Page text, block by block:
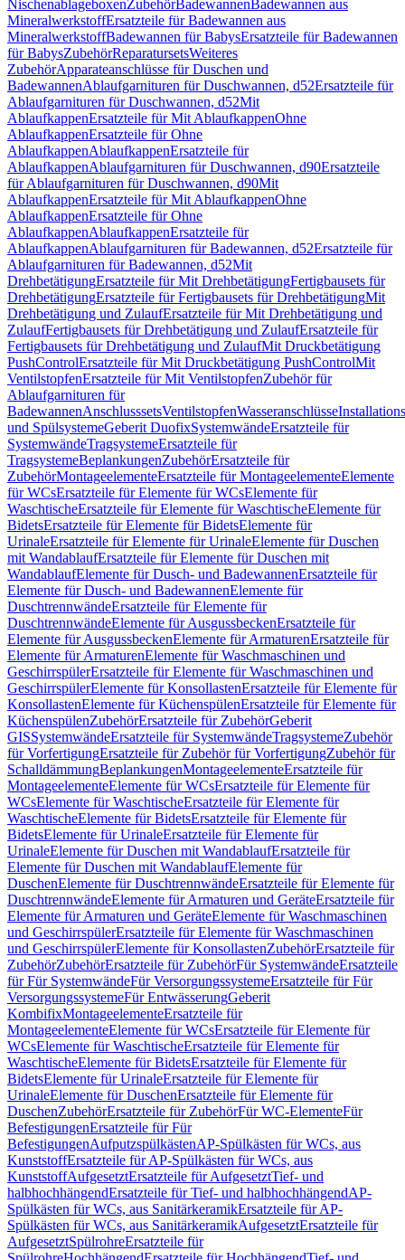
NischenablageboxenZubehörBadewannenBadewannen aus
MineralwerkstoffErsatzteile für Badewannen aus
MineralwerkstoffBadewannen für BabysErsatzteile für Badewannen
für BabysZubehörReparatursetsWeiteres
ZubehörApparateanschlüsse für Duschen und
BadewannenAblaufgarnituren für Duschwannen, d52Ersatzteile für
Ablaufgarnituren für Duschwannen, d52Mit
AblaufkappenErsatzteile für Mit AblaufkappenOhne
AblaufkappenErsatzteile für Ohne
AblaufkappenAblaufkappenErsatzteile für
AblaufkappenAblaufgarnituren für Duschwannen, d90Ersatzteile
für Ablaufgarnituren für Duschwannen, d90Mit
AblaufkappenErsatzteile für Mit AblaufkappenOhne
AblaufkappenErsatzteile für Ohne
AblaufkappenAblaufkappenErsatzteile für
AblaufkappenAblaufgarnituren für Badewannen, d52Ersatzteile für
Ablaufgarnituren für Badewannen, d52Mit
DrehbetätigungErsatzteile für Mit DrehbetätigungFertigbausets für
DrehbetätigungErsatzteile für Fertigbausets für DrehbetätigungMit
Drehbetätigung und ZulaufErsatzteile für Mit Drehbetätigung und
ZulaufFertigbausets für Drehbetätigung und ZulaufErsatzteile für
Fertigbausets für Drehbetätigung und ZulaufMit Druckbetätigung
PushControlErsatzteile für Mit Druckbetätigung PushControlMit
VentilstopfenErsatzteile für Mit VentilstopfenZubehör für
Ablaufgarnituren für
BadewannenAnschlusssetsVentilstopfenWasseranschlüsse
und SpülsystemeGeberit DuofixSystemwändeErsatzteile für
SystemwändeTragsystemeErsatzteile für
TragsystemeBeplankungenZubehörErsatzteile für
ZubehörMontageelementeErsatzteile für MontageelementeElemente
für WCsErsatzteile für Elemente für WCsElemente für
WaschtischeErsatzteile für Elemente für WaschtischeElemente für
BidetsErsatzteile für Elemente für BidetsElemente für
UrinaleErsatzteile für Elemente für UrinaleElemente für Duschen
mit WandablaufErsatzteile für Elemente für Duschen mit
WandablaufElemente für Dusch- und BadewannenErsatzteile für
Elemente für Dusch- und BadewannenElemente für
DuschtrennwändeErsatzteile für Elemente für
DuschtrennwändeElemente für AusgussbeckenErsatzteile für
Elemente für AusgussbeckenElemente für ArmaturenErsatzteile für
Elemente für ArmaturenElemente für Waschmaschinen und
GeschirrspülerErsatzteile für Elemente für Waschmaschinen und
GeschirrspülerElemente für KonsollastenErsatzteile für Elemente für
KonsollastenElemente für KüchenspülenErsatzteile für Elemente für
KüchenspülenZubehörErsatzteile für ZubehörGeberit
GISSystemwändeErsatzteile für SystemwändeTragsystemeZubehör
für VorfertigungErsatzteile für Zubehör für VorfertigungZubehör für
SchalldämmungBeplankungenMontageelementeErsatzteile für
MontageelementeElemente für WCsErsatzteile für Elemente für
WCsElemente für WaschtischeErsatzteile für Elemente für
WaschtischeElemente für BidetsErsatzteile für Elemente für
BidetsElemente für UrinaleErsatzteile für Elemente für
UrinaleElemente für Duschen mit WandablaufErsatzteile für
Elemente für Duschen mit WandablaufElemente für
DuschenElemente für DuschtrennwändeErsatzteile für Elemente für
DuschtrennwändeElemente für Armaturen und GeräteErsatzteile für
Elemente für Armaturen und GeräteElemente für Waschmaschinen
und GeschirrspülerErsatzteile für Elemente für Waschmaschinen
und GeschirrspülerElemente für KonsollastenZubehörErsatzteile für
ZubehörZubehörErsatzteile für ZubehörFür SystemwändeErsatzteile
für Für SystemwändeFür VersorgungssystemeErsatzteile für Für
VersorgungssystemeFür EntwässerungGeberit
KombifixMontageelementeErsatzteile für
MontageelementeElemente für WCsErsatzteile für Elemente für
WCsElemente für WaschtischeErsatzteile für Elemente für
WaschtischeElemente für BidetsErsatzteile für Elemente für
BidetsElemente für UrinaleErsatzteile für Elemente für
UrinaleElemente für DuschenErsatzteile für Elemente für
DuschenZubehörErsatzteile für ZubehörFür WC-ElementeFür
BefestigungenErsatzteile für Für
BefestigungenAufputzspülkästenAP-Spülkästen für WCs, aus
KunststoffErsatzteile für AP-Spülkästen für WCs, aus
KunststoffAufgesetztErsatzteile für AufgesetztTief- und
halbhochhängendErsatzteile für Tief- und halbhochhängendAP-
Spülkästen für WCs, aus SanitärkeramikErsatzteile für AP-
Spülkästen für WCs, aus SanitärkeramikAufgesetztErsatzteile für
AufgesetztSpülrohreErsatzteile für